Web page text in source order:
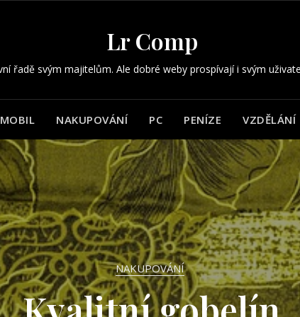
Lr Comp
řadě svým majitelům. Ale dobré weby prospívají i svým
MOBIL NAKUPOVÁNÍ PC PENÍZE VZDĚLÁNÍ
NAKUPOVÁNÍ
NAKUPOVÁNÍ
radovat i z
DŮM A ZAHRADA
NAKUPOVÁNÍ
NAKUPOVÁNÍ
okna v
BYZNYS